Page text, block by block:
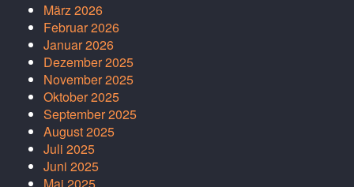
März 2026
Februar 2026
Januar 2026
Dezember 2025
November 2025
Oktober 2025
September 2025
August 2025
Juli 2025
Juni 2025